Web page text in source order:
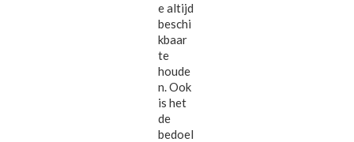
e altijd
beschi
kbaar
te
houde
n. Ook
is het
de
bedoel